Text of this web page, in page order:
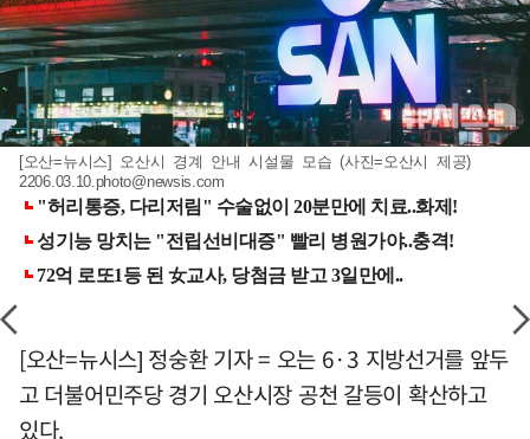
[오산=뉴시스] 오산시 경계 안내 시설물 모습 (사진=오산시 제공)
2206.03.10.photo@newsis.com
[오산=뉴시스] 정숭환 기자 = 오는 6·3 지방선거를 앞두
고 더불어민주당 경기 오산시장 공천 갈등이 확산하고
있다.